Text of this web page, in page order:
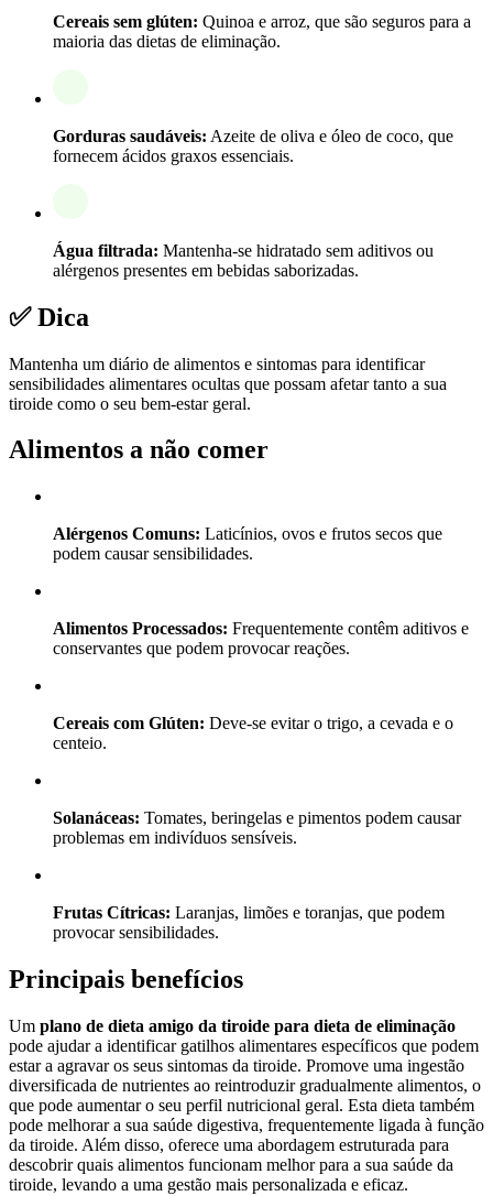
Cereais sem glúten: Quinoa e arroz, que são seguros para a
maioria das dietas de eliminação.
Gorduras saudáveis: Azeite de oliva e óleo de coco, que
fornecem ácidos graxos essenciais.
Água filtrada: Mantenha-se hidratado sem aditivos ou
alérgenos presentes em bebidas saborizadas.
✅ Dica
Mantenha um diário de alimentos e sintomas para identificar
sensibilidades alimentares ocultas que possam afetar tanto a sua
tiroide como o seu bem-estar geral.
Alimentos a não comer
Alérgenos Comuns: Laticínios, ovos e frutos secos que
podem causar sensibilidades.
Alimentos Processados: Frequentemente contêm aditivos e
conservantes que podem provocar reações.
Cereais com Glúten: Deve-se evitar o trigo, a cevada e o
centeio.
Solanáceas: Tomates, beringelas e pimentos podem causar
problemas em indivíduos sensíveis.
Frutas Cítricas: Laranjas, limões e toranjas, que podem
provocar sensibilidades.
Principais benefícios
Um plano de dieta amigo da tiroide para dieta de eliminação
pode ajudar a identificar gatilhos alimentares específicos que podem
estar a agravar os seus sintomas da tiroide. Promove uma ingestão
diversificada de nutrientes ao reintroduzir gradualmente alimentos, o
que pode aumentar o seu perfil nutricional geral. Esta dieta também
pode melhorar a sua saúde digestiva, frequentemente ligada à função
da tiroide. Além disso, oferece uma abordagem estruturada para
descobrir quais alimentos funcionam melhor para a sua saúde da
tiroide, levando a uma gestão mais personalizada e eficaz.